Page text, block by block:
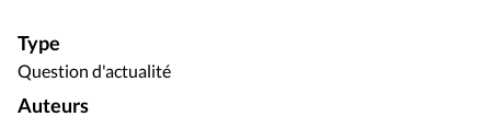
Type
Question d'actualité
Auteurs